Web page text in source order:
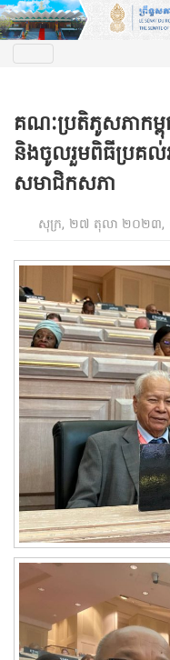
គណៈប្រតិភូសភាកម្ពុ
និងចូលរួមពិធីប្រគល់
សមាជិកសភា
សុក្រ, ២៧ តុលា ២០២៣,